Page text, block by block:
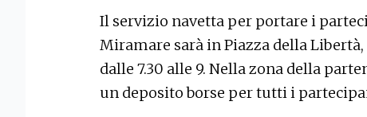
Il servizio navetta per portare i
Miramare sarà in Piazza della
dalle 7.30 alle 9. Nella zona della
un deposito borse per tutti i